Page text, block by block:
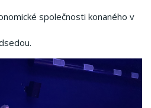
společnosti konaného v